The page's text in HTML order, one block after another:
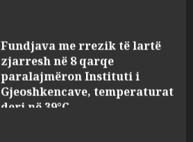
paralajmëron Instituti i
Gjeoshkencave, temperaturat
deri në 39°C
AUGUST 8, 2026